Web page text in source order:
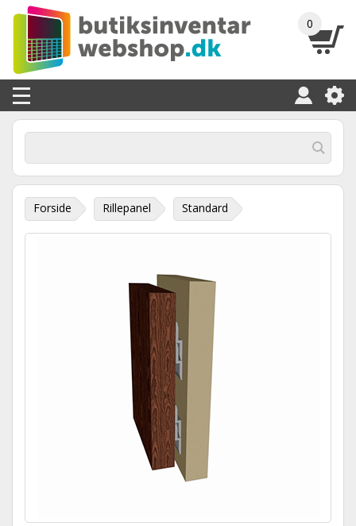
0
Forside Rillepanel Standard